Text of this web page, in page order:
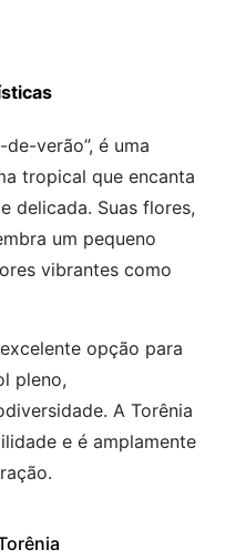
verão”, é uma
tropical que encanta
delicada. Suas flores,
um pequeno
vibrantes como
opção para
pleno,
A Torênia
e é amplamente